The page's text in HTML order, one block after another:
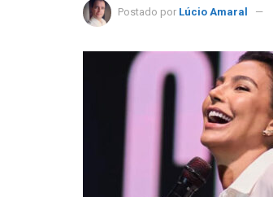
Postado por Lúcio Amaral